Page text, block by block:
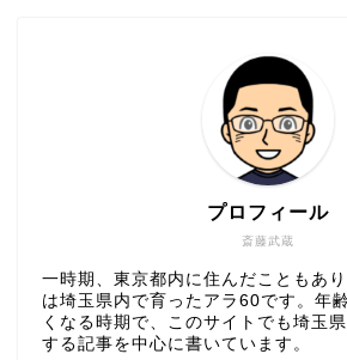
斎藤武蔵
プロフィール
一時期、東京都内に住んだこともあ
は埼玉県内で育ったアラ60です。年
くなる時期で、このサイトでも埼玉
する記事を中心に書いています。